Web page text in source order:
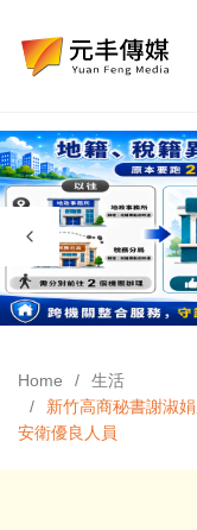
Home
生活
新竹高商秘書謝淑
安衛優良人員